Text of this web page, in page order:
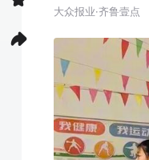
大众报业·齐鲁壹点